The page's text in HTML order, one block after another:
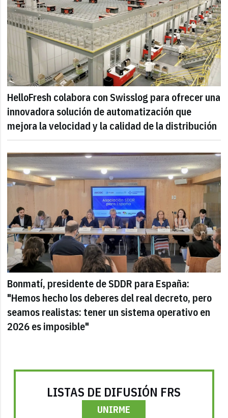
HelloFresh colabora con Swisslog para ofrecer una
innovadora solución de automatización que
mejora la velocidad y la calidad de la distribución
Bonmatí, presidente de SDDR para España:
"Hemos hecho los deberes del real decreto, pero
seamos realistas: tener un sistema operativo en
2026 es imposible"
LISTAS DE DIFUSIÓN FRS
UNIRME